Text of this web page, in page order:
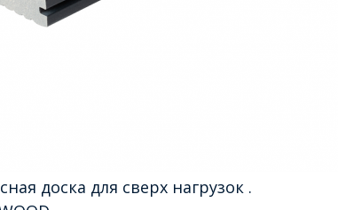
доска для сверх нагрузок .